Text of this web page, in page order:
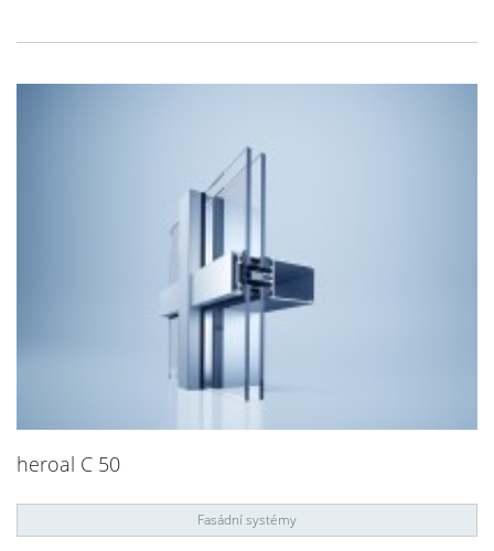
heroal C 50
Fasádní systémy